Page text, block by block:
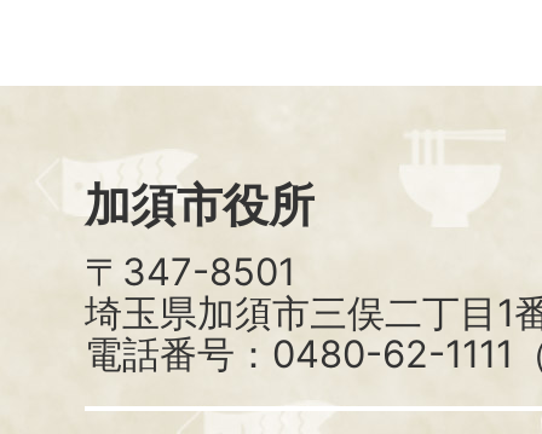
加須市役所
〒347-8501
埼玉県加須市三俣二丁目1
電話番号：0480-62-1111